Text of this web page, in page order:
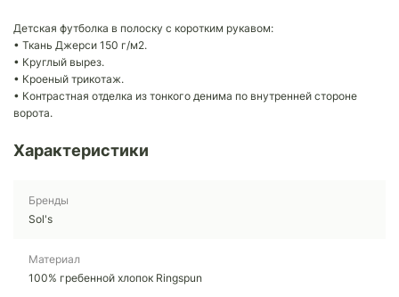
Детская футболка в полоску с коротким рукавом:
• Ткань Джерси 150 г/м2.
• Круглый вырез.
• Кроеный трикотаж.
• Контрастная отделка из тонкого денима по внутренней стороне
ворота.
Характеристики
Бренды
Sol's
Материал
100% гребенной хлопок Ringspun